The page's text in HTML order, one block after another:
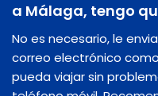
a Málaga, tengo
No es necesario, le
correo electrónico
pueda viajar sin